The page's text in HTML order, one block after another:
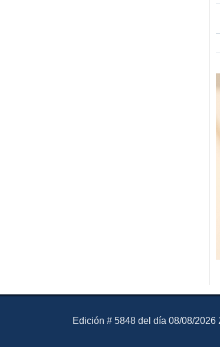
El Mensajero Diario
Edición # 5848 del día 08/08/2026